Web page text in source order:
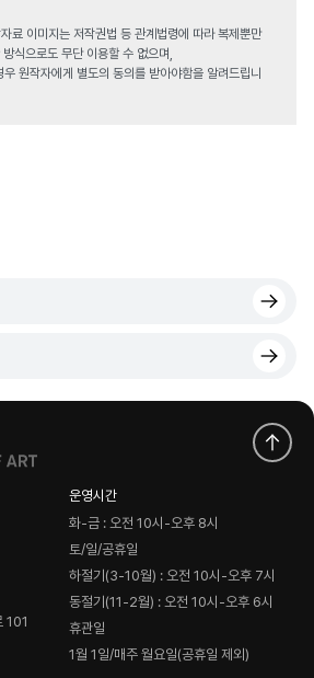
료 이미지는 저작권법 등 관계법령에 따라 복제뿐만
식으로도 무단 이용할 수 없으며,
원작자에게 별도의 동의를 받아야함을 알려드립니
101
운영시간
화-금 : 오전 10시-오후 8시
토/일/공휴일
하절기(3-10월) : 오전 10시-오후 7시
동절기(11-2월) : 오전 10시-오후 6시
휴관일
1월 1일/매주 월요일(공휴일 제외)